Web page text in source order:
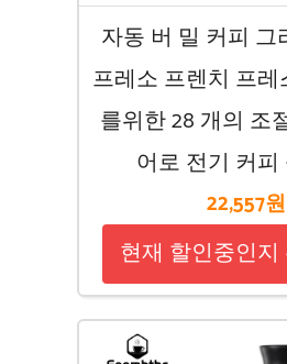
자동 버 밀 커피 그
프레소 프렌치 프레
를위한 28 개의 조
어로 전기 커
22,557원
현재 할인중인지